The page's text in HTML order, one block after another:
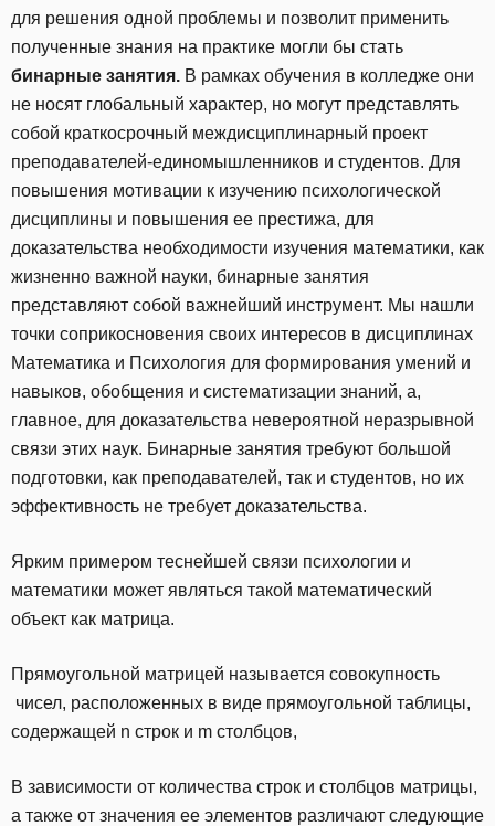
для решения одной проблемы и позволит применить
полученные знания на практике могли бы стать
бинарные занятия. В рамках обучения в колледже они
не носят глобальный характер, но могут представлять
собой краткосрочный междисциплинарный проект
преподавателей-единомышленников и студентов. Для
повышения мотивации к изучению психологической
дисциплины и повышения ее престижа, для
доказательства необходимости изучения математики, как
жизненно важной науки, бинарные занятия
представляют собой важнейший инструмент. Мы нашли
точки соприкосновения своих интересов в дисциплинах
Математика и Психология для формирования умений и
навыков, обобщения и систематизации знаний, а,
главное, для доказательства невероятной неразрывной
связи этих наук. Бинарные занятия требуют большой
подготовки, как преподавателей, так и студентов, но их
эффективность не требует доказательства.
Ярким примером теснейшей связи психологии и
математики может являться такой математический
объект как матрица.
Прямоугольной матрицей называется совокупность
чисел, расположенных в виде прямоугольной таблицы,
содержащей n строк и m столбцов,
В зависимости от количества строк и столбцов матрицы,
а также от значения ее элементов различают следующие